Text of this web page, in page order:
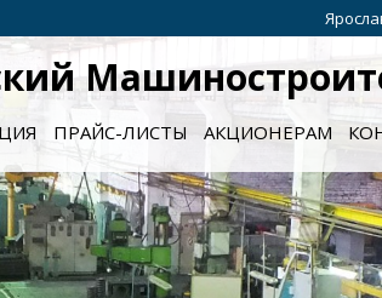
ПРАЙС-ЛИСТЫ АКЦИОНЕРАМ